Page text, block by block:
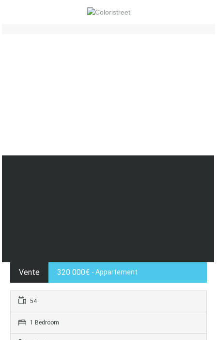
Vente 320 000€ - Appartement
54
1 Bedroom